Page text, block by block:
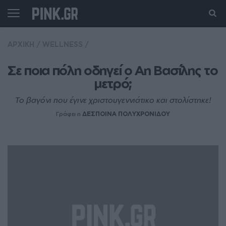
Σε ποια πόλη οδηγεί ο Αη Βασίλης το
μετρό;
Το βαγόνι που έγινε χριστουγεννιάτικο και στολίστηκε!
Γράφει η ΔΕΣΠΟΙΝΑ ΠΟΛΥΧΡΟΝΙΔΟΥ